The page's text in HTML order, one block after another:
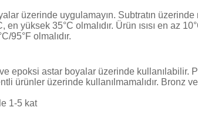
üzerinde uygulamayın. Subtratın
yüksek 35°C olmalıdır. Ürün ısısı en az
95°F olmalıdır.
epoksi astar boyalar üzerinde kullanılabilir.
ürünler üzerinde kullanılmamalıdır. Bronz
1-­5 kat